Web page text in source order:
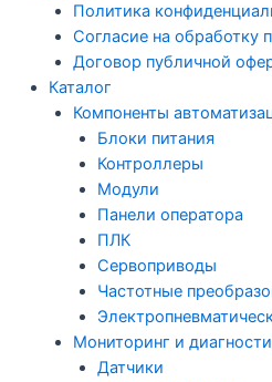
Политика
Согласие на обработку
Договор публичной
Каталог
Компоненты
Блоки питания
Контроллеры
Модули
Панели оператора
ПЛК
Сервоприводы
Частотные
Мониторинг и
Датчики